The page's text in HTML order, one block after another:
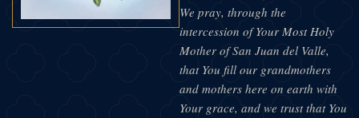
We pray, through the
intercession of Your Most Holy
Mother of San Juan del Valle,
that You fill our grandmothers
and mothers here on earth with
Your grace, and we trust that You